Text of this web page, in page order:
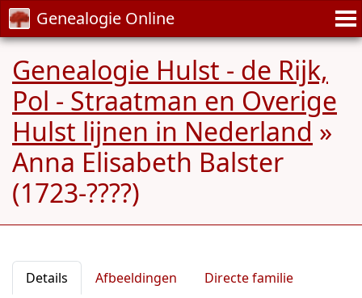
Genealogie Online
Genealogie Hulst - de Rijk,
Pol - Straatman en Overige
Hulst lijnen in Nederland »
Anna Elisabeth Balster
(1723-????)
Details Afbeeldingen
Directe familie